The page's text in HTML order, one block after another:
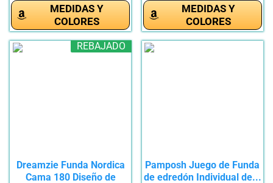
MEDIDAS Y
COLORES
MEDIDAS Y
COLORES
REBAJADO
Dreamzie Funda Nordica
Cama 180 Diseño de
Pamposh Juego de Funda
de edredón Individual de...